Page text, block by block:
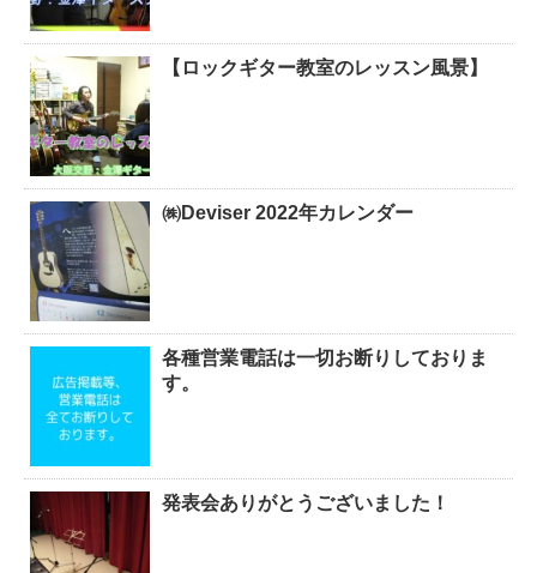
【ロックギター教室のレッスン風景】
㈱Deviser 2022年カレンダー
各種営業電話は一切お断りしておりま
す。
発表会ありがとうございました！